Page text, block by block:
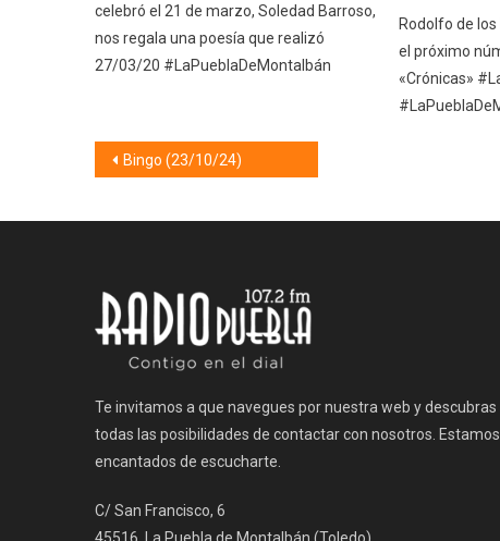
celebró el 21 de marzo, Soledad Barroso,
nos regala una poesía que realizó
27/03/20 #LaPueblaDeMontalbán
Rodolfo de
el próximo
«Crónicas»
Navegación
Bingo (23/10/24)
Te invitamos a que navegues por nuestra web y descubras
todas las posibilidades de contactar con nosotros. Estamos
encantados de escucharte.
C/ San Francisco, 6
45516, La Puebla de Montalbán (Toledo)